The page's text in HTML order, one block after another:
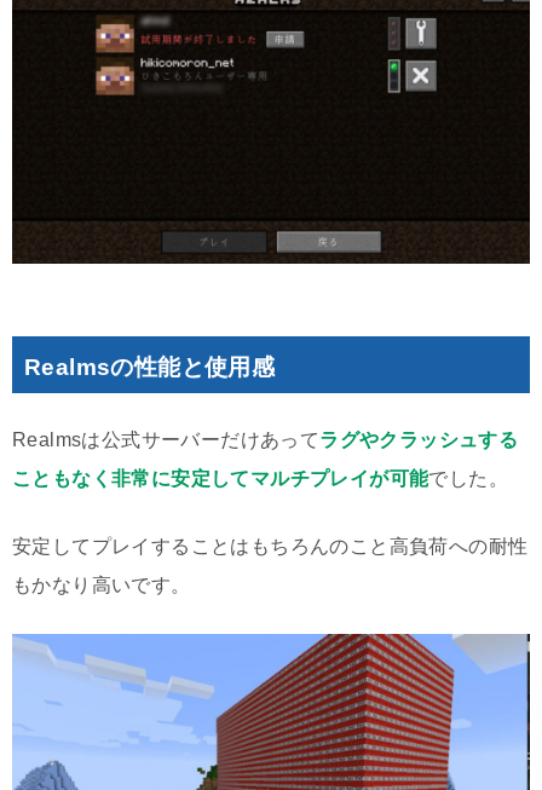
Realmsの性能と使用感
Realmsは公式サーバーだけあってラグやクラッシュする
こともなく非常に安定してマルチプレイが可能でした。
安定してプレイすることはもちろんのこと高負荷への耐性
もかなり高いです。